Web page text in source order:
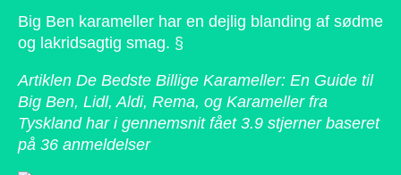
Big Ben karameller har en dejlig blanding af sødme
og lakridsagtig smag. §
Artiklen De Bedste Billige Karameller: En Guide til
Big Ben, Lidl, Aldi, Rema, og Karameller fra
Tyskland har i gennemsnit fået 3.9 stjerner baseret
på 36 anmeldelser